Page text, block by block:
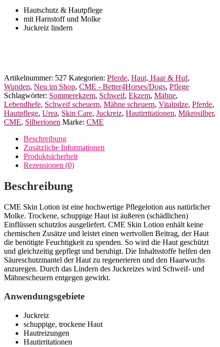
Better4Horses
Menge
Hautschutz & Hautpflege
mit Harnstoff und Molke
Juckreiz lindern
Artikelnummer: 527 Kategorien: Pferde, Haut, Haar & Huf,
Wunden, Neu im Shop, CME - Better4Horses/Dogs, Pflege
Schlagwörter: Sommerekzem, Schweif, Ekzem, Mähne,
Lebendhefe, Schweif scheuern, Mähne scheuern, Vitalpilze, Pferde,
Hautpflege, Urea, Skin Care, Juckreiz, Hautirritationen, Mikrosilber,
CME, Silberionen Marke: CME
Beschreibung
Zusätzliche Informationen
Produktsicherheit
Rezensionen (0)
Beschreibung
CME Skin Lotion ist eine hochwertige Pflegelotion aus natürlicher
Molke. Trockene, schuppige Haut ist äußeren (schädlichen)
Einflüssen schutzlos ausgeliefert. CME Skin Lotion enhält keine
chemischen Zusätze und leistet einen wertvollen Beitrag, der Haut
die benötigte Feuchtigkeit zu spenden. So wird die Haut geschützt
und gleichzeitig gepflegt und beruhigt. Die Inhaltsstoffe helfen den
Säureschutzmantel der Haut zu regenerieren und den Haarwuchs
anzuregen. Durch das Lindern des Juckreizes wird Schweif- und
Mähnescheuern entgegen gewirkt.
Anwendungsgebiete
Juckreiz
schuppige, trockene Haut
Hautreizungen
Hautirritationen